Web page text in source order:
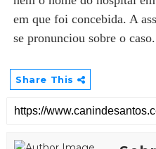
em que foi concebida. A
se pronunciou sobre o caso.
Share This